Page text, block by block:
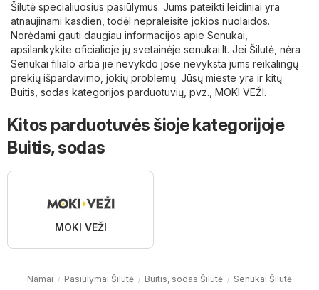
Šilutė specialiuosius pasiūlymus. Jums pateikti leidiniai yra
atnaujinami kasdien, todėl nepraleisite jokios nuolaidos.
Norėdami gauti daugiau informacijos apie Senukai,
apsilankykite oficialioje jų svetainėje senukai.lt. Jei Šilutė, nėra
Senukai filialo arba jie nevykdo jose nevyksta jums reikalingų
prekių išpardavimo, jokių problemų. Jūsų mieste yra ir kitų
Buitis, sodas kategorijos parduotuvių, pvz., MOKI VEŽI.
Kitos parduotuvės šioje kategorijoje
Buitis, sodas
MOKI VEŽI
Namai Pasiūlymai Šilutė Buitis, sodas Šilutė Senukai Šilutė